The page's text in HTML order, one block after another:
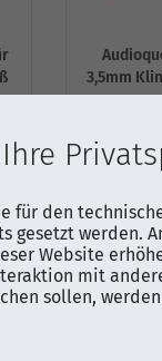
für den
werden.
Website
mit
sollen,
3,5mm
Sortierung:
Bowers & Wilkins